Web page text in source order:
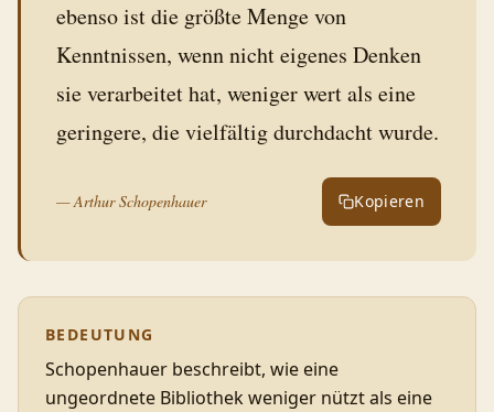
ebenso ist die größte Menge von
Kenntnissen, wenn nicht eigenes Denken
sie verarbeitet hat, weniger wert als eine
geringere, die vielfältig durchdacht wurde.
—Arthur Schopenhauer Kopieren
BEDEUTUNG
Schopenhauer beschreibt, wie eine
ungeordnete Bibliothek weniger nützt als eine